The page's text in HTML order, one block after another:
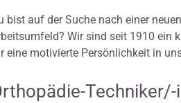
bist auf der Suche nach einer
Wir sind seit 1910 ein
eine motivierte Persönlichkeit in